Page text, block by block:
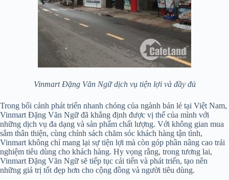
Vinmart Đặng Văn Ngữ dịch vụ tiện lợi và đầy đủ
Trong bối cảnh phát triển nhanh chóng của ngành bán lẻ tại Việt Nam,
Vinmart Đặng Văn Ngữ đã khẳng định được vị thế của mình với
những dịch vụ đa dạng và sản phẩm chất lượng. Với không gian mua
sắm thân thiện, cùng chính sách chăm sóc khách hàng tận tình,
Vinmart không chỉ mang lại sự tiện lợi mà còn góp phần nâng cao trải
nghiệm tiêu dùng cho khách hàng. Hy vọng rằng, trong tương lai,
Vinmart Đặng Văn Ngữ sẽ tiếp tục cải tiến và phát triển, tạo nên
những giá trị tốt đẹp hơn cho cộng đồng và người tiêu dùng.